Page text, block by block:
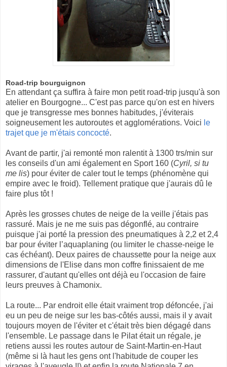
Road-trip bourguignon
En attendant ça suffira à faire mon petit road-trip jusqu'à son
atelier en Bourgogne... C'est pas parce qu'on est en hivers
que je transgresse mes bonnes habitudes, j'éviterais
soigneusement les autoroutes et agglomérations. Voici le
trajet que je m'étais concocté.
Avant de partir, j'ai remonté mon ralentit à 1300 trs/min sur
les conseils d'un ami également en Sport 160 (Cyril, si tu
me lis) pour éviter de caler tout le temps (phénomène qui
empire avec le froid). Tellement pratique que j'aurais dû le
faire plus tôt !
Après les grosses chutes de neige de la veille j'étais pas
rassuré. Mais je ne me suis pas dégonflé, au contraire
puisque j'ai porté la pression des pneumatiques à 2,2 et 2,4
bar pour éviter l’aquaplaning (ou limiter le chasse-neige le
cas échéant). Deux paires de chaussette pour la neige aux
dimensions de l'Elise dans mon coffre finissaient de me
rassurer, d'autant qu'elles ont déjà eu l'occasion de faire
leurs preuves à Chamonix.
La route... Par endroit elle était vraiment trop défoncée, j'ai
eu un peu de neige sur les bas-côtés aussi, mais il y avait
toujours moyen de l'éviter et c'était très bien dégagé dans
l'ensemble. Le passage dans le Pilat était un régale, je
retiens aussi les routes autour de Saint-Martin-en-Haut
(même si là haut les gens ont l'habitude de couper les